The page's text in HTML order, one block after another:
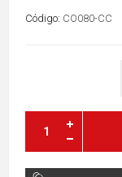
Código: CO080-CC